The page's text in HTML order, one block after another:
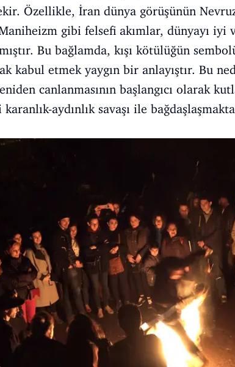
Özellikle, İran dünya görüşünün
gibi felsefi akımlar, dünyayı iyi
Bu bağlamda, kışı kötülüğün
kabul etmek yaygın bir anlayıştır. Bu
canlanmasının başlangıcı olarak
aydınlık savaşı ile